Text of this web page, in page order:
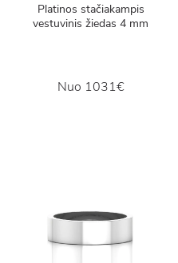
Platinos stačiakampis
vestuvinis žiedas 4 mm
Nuo 1031€